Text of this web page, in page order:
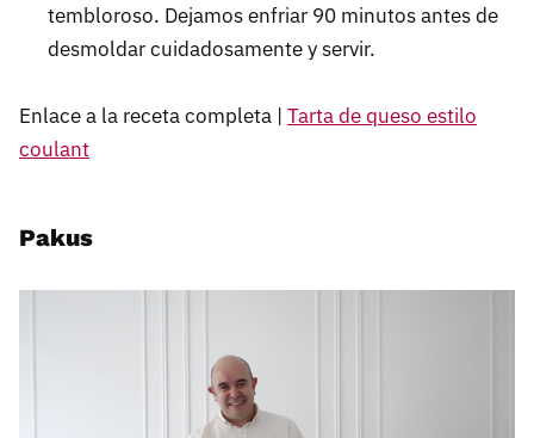
tembloroso. Dejamos enfriar 90 minutos antes de
desmoldar cuidadosamente y servir.
Enlace a la receta completa | Tarta de queso estilo
coulant
Pakus